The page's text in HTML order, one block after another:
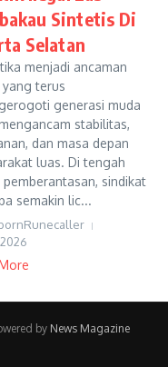
Sintetis Di
Selatan
menjadi ancaman
yang terus
generasi muda
stabilitas,
dan masa depan
luas. Di tengah
pemberantasan, sindikat
semakin lic...
by News Magazine